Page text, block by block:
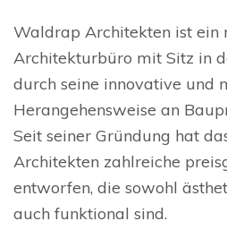
Waldrap Architekten ist ein
Architekturbüro mit Sitz in
durch seine innovative und
Herangehensweise an
Seit seiner Gründung hat
Architekten zahlreiche
entworfen, die sowohl
auch funktional sind.